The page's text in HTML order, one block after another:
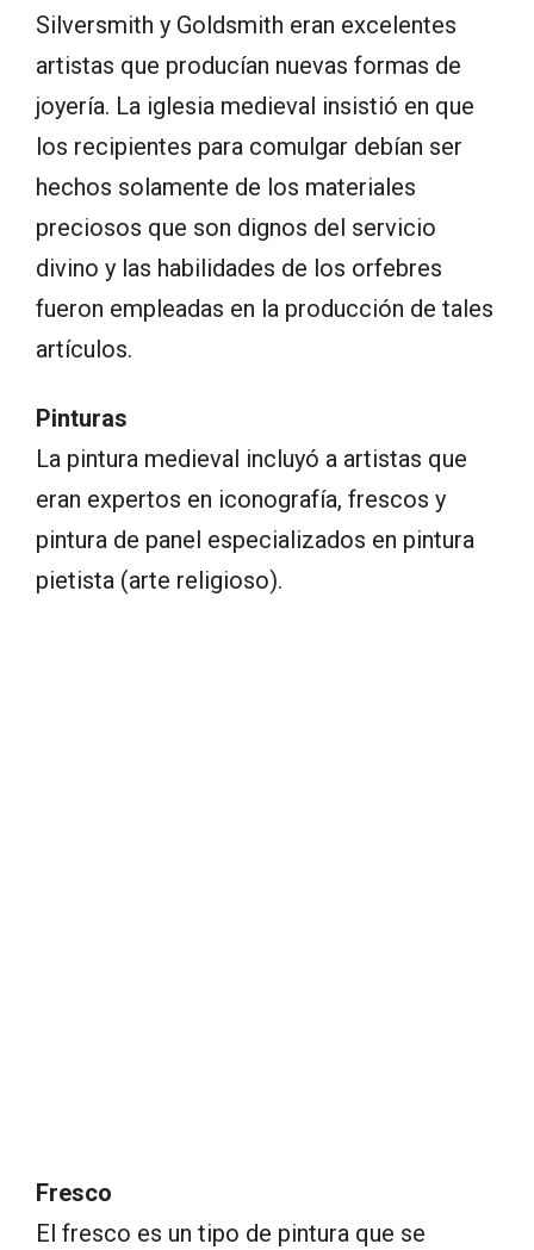
Silversmith y Goldsmith eran excelentes
artistas que producían nuevas formas de
joyería. La iglesia medieval insistió en que
los recipientes para comulgar debían ser
hechos solamente de los materiales
preciosos que son dignos del servicio
divino y las habilidades de los orfebres
fueron empleadas en la producción de tales
artículos.
Pinturas
La pintura medieval incluyó a artistas que
eran expertos en iconografía, frescos y
pintura de panel especializados en pintura
pietista (arte religioso).
Fresco
El fresco es un tipo de pintura que se